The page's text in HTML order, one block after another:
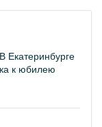
Екатеринбурге
к юбилею